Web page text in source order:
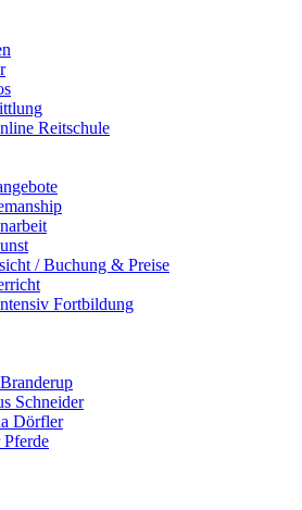
Reitschule
/ Buchung & Preise
Fortbildung
Schneider
Dörfler
Pferde